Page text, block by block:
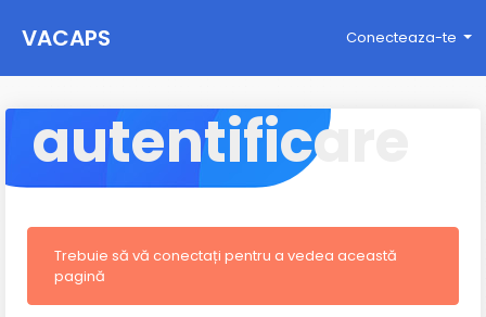
VACAPS Conecteaza-te
autentificare
Trebuie să vă conectați pentru a vedea această
pagină